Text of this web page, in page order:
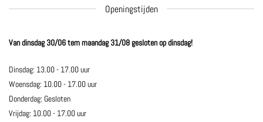
Openingstijden
Van dinsdag 30/06 tem maandag 31/08 gesloten op dinsdag!
Dinsdag: 13.00 - 17.00 uur
Woensdag: 10.00 - 17.00 uur
Donderdag: Gesloten
Vrijdag: 10.00 - 17.00 uur